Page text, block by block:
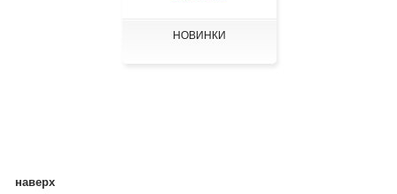
НОВИНКИ
наверх